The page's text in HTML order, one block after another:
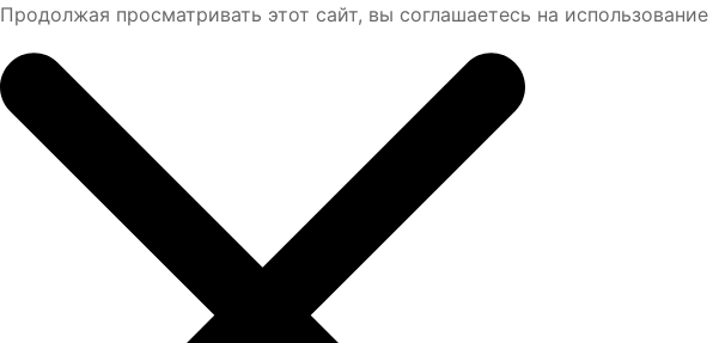
Продолжая просматривать этот сайт, вы соглашаетесь на использование